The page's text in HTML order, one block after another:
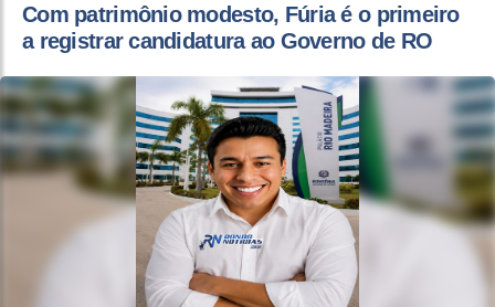
Com patrimônio modesto, Fúria é o primeiro
a registrar candidatura ao Governo de RO